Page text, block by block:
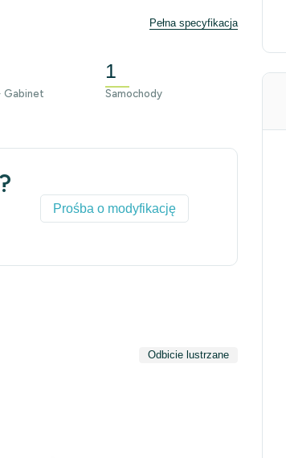
Pełna specyfikacja
Gabinet
1
Samochody
Prośba o modyfikację
Odbicie lustrzane